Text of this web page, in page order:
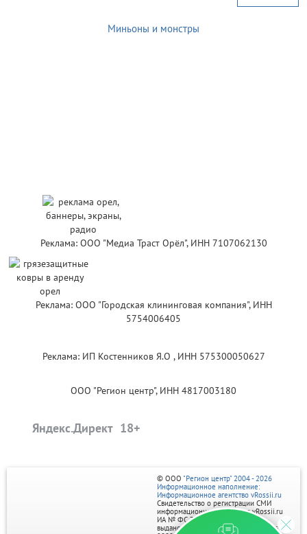
Миньоны и монстры
Реклама: ООО "Медиа Траст Орёл", ИНН 7107062130
Реклама: ООО "Городская клининговая компания", ИНН
5754006405
Реклама: ИП Костенников Я.О , ИНН 575300050627
ООО "Регион центр", ИНН 4817003180
Яндекс.Директ
© ООО "Регион центр" 2004 - 2026
Информационное наполнение:
Информационное агентство vRossii.ru
Свидетельство о регистрации СМИ
информационного агентства vRossii.ru
ИА № ФС 77‑35502
выдано РОСКОМНАДЗОРом 04 марта